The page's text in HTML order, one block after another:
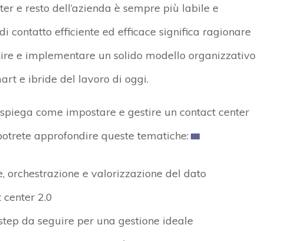
e resto dell’azienda è sempre più labile e
contatto efficiente ed efficace significa ragionare
e implementare un solido modello organizzativo
e ibride del lavoro di oggi.
come impostare e gestire un contact center
approfondire queste tematiche:
orchestrazione e valorizzazione del dato
2.0
da seguire per una gestione ideale